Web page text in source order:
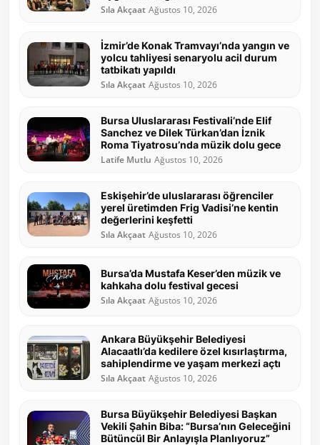
Sıla Akçaat Ağustos 10, 2026
İzmir’de Konak Tramvayı’nda yangın ve
yolcu tahliyesi senaryolu acil durum
tatbikatı yapıldı
Sıla Akçaat Ağustos 10, 2026
Bursa Uluslararası Festivali’nde Elif
Sanchez ve Dilek Türkan’dan İznik
Roma Tiyatrosu’nda müzik dolu gece
Latife Mutlu Ağustos 10, 2026
Eskişehir’de uluslararası öğrenciler
yerel üretimden Frig Vadisi’ne kentin
değerlerini keşfetti
Sıla Akçaat Ağustos 10, 2026
Bursa’da Mustafa Keser’den müzik ve
kahkaha dolu festival gecesi
Sıla Akçaat Ağustos 10, 2026
Ankara Büyükşehir Belediyesi
Alacaatlı’da kedilere özel kısırlaştırma,
sahiplendirme ve yaşam merkezi açtı
Sıla Akçaat Ağustos 10, 2026
Bursa Büyükşehir Belediyesi Başkan
Vekili Şahin Biba: “Bursa’nın Geleceğini
Bütüncül Bir Anlayışla Planlıyoruz”